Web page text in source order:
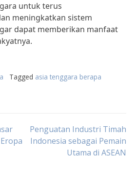
untuk terus
meningkatkan sistem
dapat memberikan manfaat
Tagged asia tenggara berapa
Penguatan Industri Timah
Indonesia sebagai Pemain
Utama di ASEAN